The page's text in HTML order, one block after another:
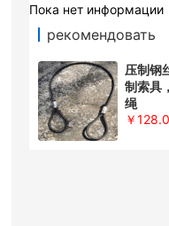
Пока нет информации
рекомендовать
压制钢
制索具
绳
￥